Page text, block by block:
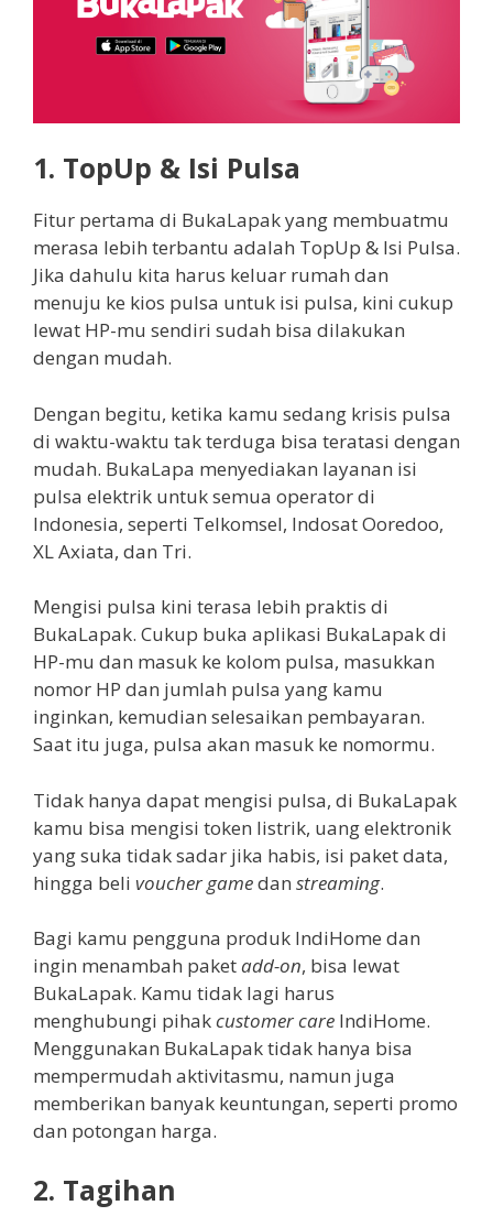
1. TopUp & Isi Pulsa
Fitur pertama di BukaLapak yang membuatmu
merasa lebih terbantu adalah TopUp & Isi Pulsa.
Jika dahulu kita harus keluar rumah dan
menuju ke kios pulsa untuk isi pulsa, kini cukup
lewat HP-mu sendiri sudah bisa dilakukan
dengan mudah.
Dengan begitu, ketika kamu sedang krisis pulsa
di waktu-waktu tak terduga bisa teratasi dengan
mudah. BukaLapa menyediakan layanan isi
pulsa elektrik untuk semua operator di
Indonesia, seperti Telkomsel, Indosat Ooredoo,
XL Axiata, dan Tri.
Mengisi pulsa kini terasa lebih praktis di
BukaLapak. Cukup buka aplikasi BukaLapak di
HP-mu dan masuk ke kolom pulsa, masukkan
nomor HP dan jumlah pulsa yang kamu
inginkan, kemudian selesaikan pembayaran.
Saat itu juga, pulsa akan masuk ke nomormu.
Tidak hanya dapat mengisi pulsa, di BukaLapak
kamu bisa mengisi token listrik, uang elektronik
yang suka tidak sadar jika habis, isi paket data,
hingga beli voucher gamedan streaming.
Bagi kamu pengguna produk IndiHome dan
ingin menambah paketadd-on, bisa lewat
BukaLapak. Kamu tidak lagi harus
menghubungi pihakcustomer care IndiHome.
Menggunakan BukaLapak tidak hanya bisa
mempermudah aktivitasmu, namun juga
memberikan banyak keuntungan, seperti promo
dan potongan harga.
2. Tagihan